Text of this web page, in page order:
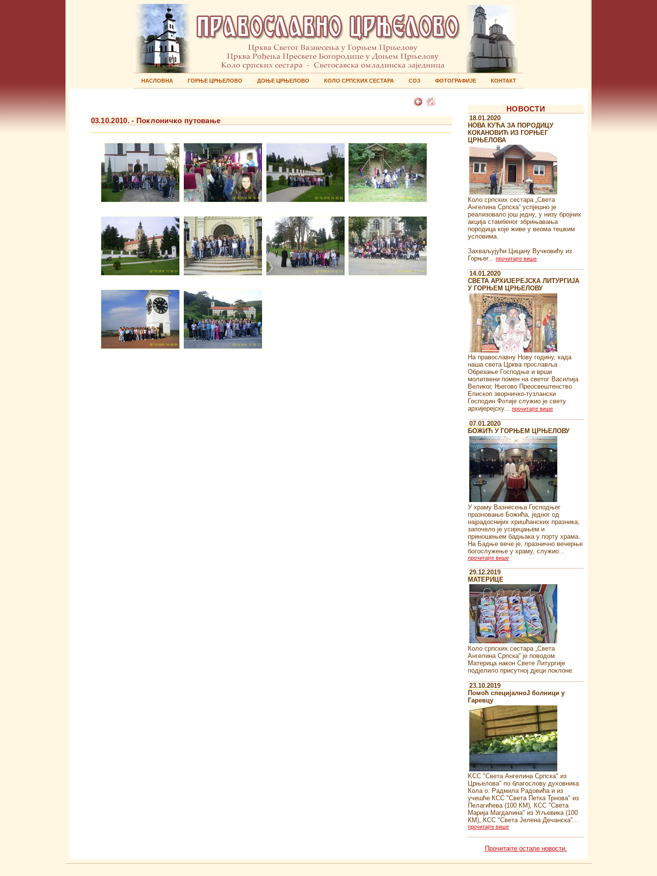
НАСЛОВНА ГОРЊЕ ЦРЊЕЛОВО ДОЊЕ ЦРЊЕЛОВО КОЛО СРПСКИХ СЕСТАРА СОЗ ФОТОГРАФИЈЕ КОНТАКТ
03.10.2010. - Поклоничко путовање
НОВОСТИ
18.01.2020
НОВА КУЋА ЗА ПОРОДИЦУ
КОКАНОВИЋ ИЗ ГОРЊЕГ
ЦРЊЕЛОВА
Коло српских сестара „Света
Ангелина Српска“ успјешно је
реализовало још једну, у низу бројних
акција стамбеног збрињавања
породица које живе у веома тешким
условима.
Захваљујући Цицану Вучковићу из
Горњег... прочитајте више
14.01.2020
СВЕТА АРХИЈЕРЕЈСКА ЛИТУРГИЈА
У ГОРЊЕМ ЦРЊЕЛОВУ
На православну Нову годину, када
наша света Црква прославља
Обрезање Господње и врши
молитвени помен на светог Василија
Великог, Његово Преосвештенство
Епископ зворничко-тузлански
Господин Фотије служио је свету
архијерејску... прочитајте више
07.01.2020
БОЖИЋ У ГОРЊЕМ ЦРЊЕЛОВУ
У храму Вазнесења Господњег
празновање Божића, једног од
најрадоснијих хришћанских празника,
започело је усијецањем и
приношењем бадњака у порту храма.
На Бадње вече је, празнично вечерње
богослужење у храму, служио...
прочитајте више
29.12.2019
MATEРИЦЕ
Коло српских сестара „Света
Ангелина Српска“ je поводом
Материца након Свете Литургије
подјелило присутној дјеци поклоне.
23.10.2019
Помоћ специјалноJ болници у
Гаревцу
KСС "Света Ангелина Српска" из
Црњелова" по благослову духовника
Кола о. Радмила Радовића и из
учешће КСС "Света Петка Трнова" из
Пелагићева (100 КМ), КСС "Света
Марија Магдалина" из Угљевика (100
КМ), КСС "Света Јелена Дечанска"...
прочитајте више
Прочитајте остале новости.